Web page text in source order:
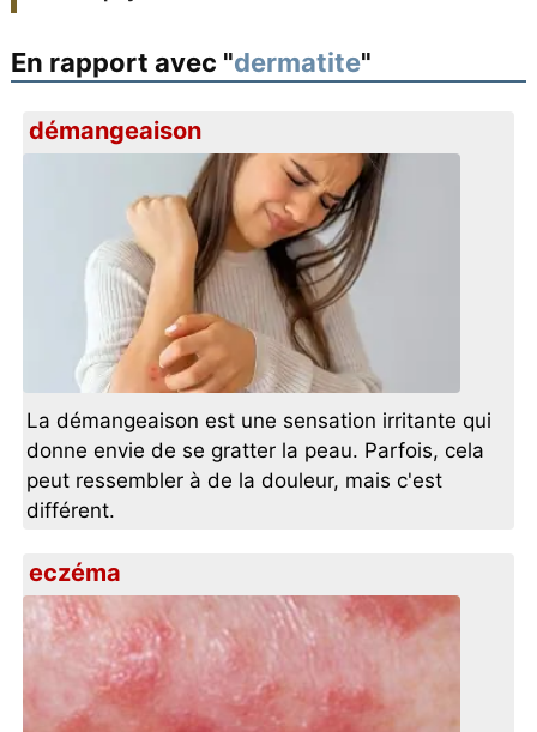
En rapport avec "dermatite"
démangeaison
La démangeaison est une sensation irritante qui
donne envie de se gratter la peau. Parfois, cela
peut ressembler à de la douleur, mais c'est
différent.
eczéma